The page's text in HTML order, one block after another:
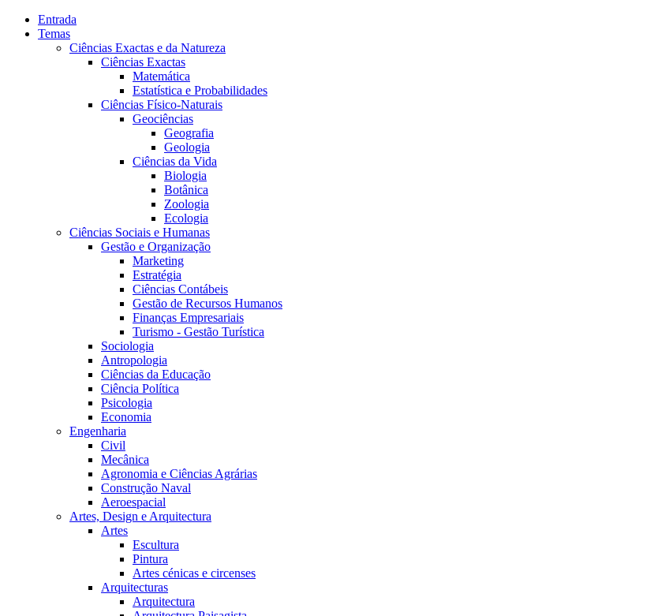
Entrada
Temas
Ciências Exactas e da Natureza
Ciências Exactas
Matemática
Estatística e Probabilidades
Ciências Físico-Naturais
Geociências
Geografia
Geologia
Ciências da Vida
Biologia
Botânica
Zoologia
Ecologia
Ciências Sociais e Humanas
Gestão e Organização
Marketing
Estratégia
Ciências Contábeis
Gestão de Recursos Humanos
Finanças Empresariais
Turismo - Gestão Turística
Sociologia
Antropologia
Ciências da Educação
Ciência Política
Psicologia
Economia
Engenharia
Civil
Mecânica
Agronomia e Ciências Agrárias
Construção Naval
Aeroespacial
Artes, Design e Arquitectura
Artes
Escultura
Pintura
Artes cénicas e circenses
Arquitecturas
Arquitectura